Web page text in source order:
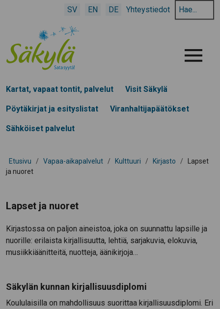
SV EN DE Yhteystiedot
Hae
hakusanalla:
Menu
Kartat, vapaat tontit, palvelut Visit Säkylä
Pöytäkirjat ja esityslistat Viranhaltijapäätökset
Sähköiset palvelut
Etusivu / Vapaa-aikapalvelut / Kulttuuri / Kirjasto /
Lapset
ja nuoret
Lapset ja nuoret
Kirjastossa on paljon aineistoa, joka on suunnattu lapsille ja
nuorille: erilaista kirjallisuutta, lehtiä, sarjakuvia, elokuvia,
musiikkiäänitteitä, nuotteja, äänikirjoja…
Säkylän kunnan kirjallisuusdiplomi
Koululaisilla on mahdollisuus suorittaa kirjallisuusdiplomi. Eri